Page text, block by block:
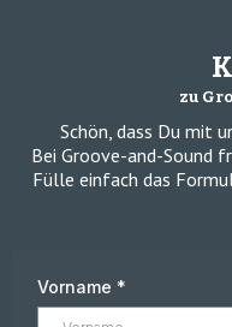
zu
Schön, dass Du mit
Bei Groove-and-Sound
Fülle einfach das
Vorname *